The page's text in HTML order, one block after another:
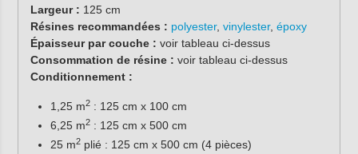
Largeur : 125 cm
Résines recommandées : polyester, vinylester, époxy
Épaisseur par couche : voir tableau ci-dessus
Consommation de résine : voir tableau ci-dessus
Conditionnement :
1,25 m2: 125 cm x 100 cm
6,25 m2: 125 cm x 500 cm
25 m2plié : 125 cm x 500 cm (4 pièces)